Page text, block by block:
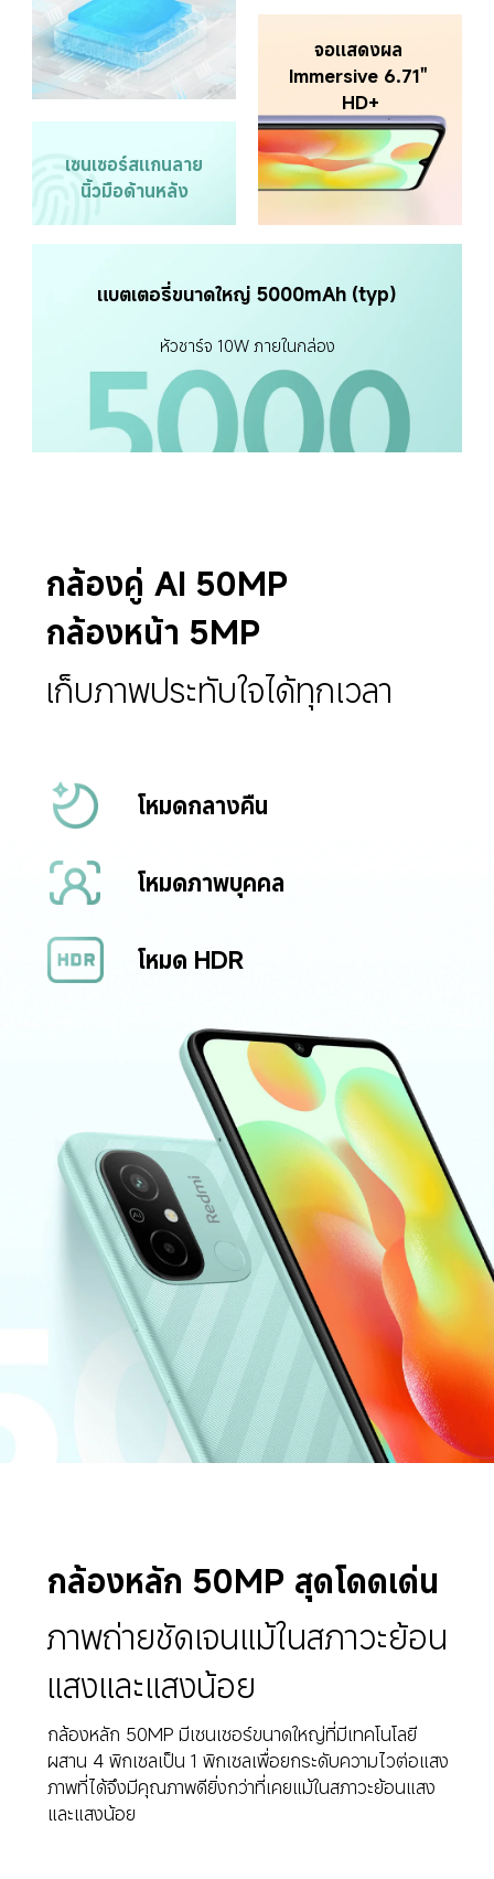
จอแสดงผล
Immersive 6.71"
HD+
เซนเซอร์สแกนลาย
นิ้วมือด้านหลัง
แบตเตอรี่ขนาดใหญ่ 5000mAh (typ)
หัวชาร์จ 10W ภายในกล่อง
กล้องคู่ AI 50MP
กล้องหน้า 5MP
เก็บภาพประทับใจได้ทุกเวลา
โหมดกลางคืน
โหมดภาพบุคคล
โหมด HDR
กล้องหลัก 50MP สุดโดดเด่น
ภาพถ่ายชัดเจนแม้ในสภาวะย้อน
แสงและแสงน้อย
กล้องหลัก 50MP มีเซนเซอร์ขนาดใหญ่ที่มีเทคโนโลยี
ผสาน 4 พิกเซลเป็น 1 พิกเซลเพื่อยกระดับความไวต่อแสง
ภาพที่ได้จึงมีคุณภาพดียิ่งกว่าที่เคยแม้ในสภาวะย้อนแสง
และแสงน้อย